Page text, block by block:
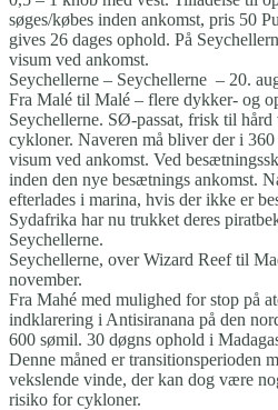
søges/købes inden ankomst, pris 50
gives 26 dages ophold. På
visum ved ankomst.
Seychellerne – Seychellerne – 20.
Fra Malé til Malé – flere dykker- og
Seychellerne. SØ-passat, frisk til
cykloner. Naveren må bliver der i
visum ved ankomst. Ved
inden den nye besætnings ankomst.
efterlades i marina, hvis der ikke er
Sydafrika har nu trukket deres
Seychellerne.
Seychellerne, over Wizard Reef til
november.
Fra Mahé med mulighed for stop på
indklarering i Antisiranana på den
600 sømil. 30 døgns ophold i
Denne måned er transitionsperioden
vekslende vinde, der kan dog være
risiko for cykloner.